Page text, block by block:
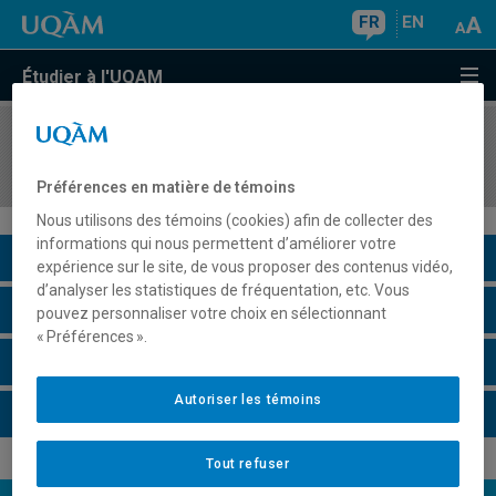
FR EN
Étudier à l'UQAM
COURS//
Description du cours
Horaire - Été 2026
Préférences en matière de témoins
Nous utilisons des témoins (cookies) afin de collecter des
informations qui nous permettent d’améliorer votre
expérience sur le site, de vous proposer des contenus vidéo,
d’analyser les statistiques de fréquentation, etc. Vous
pouvez personnaliser votre choix en sélectionnant
« Préférences ».
Tout refuser
Autoriser les témoins